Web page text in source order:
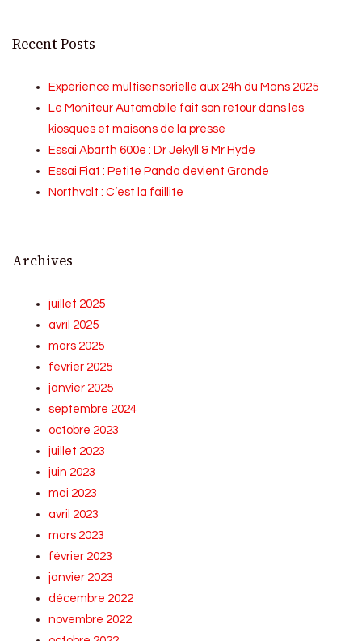
Recent Posts
Expérience multisensorielle aux 24h du Mans 2025
Le Moniteur Automobile fait son retour dans les
kiosques et maisons de la presse
Essai Abarth 600e : Dr Jekyll & Mr Hyde
Essai Fiat : Petite Panda devient Grande
Northvolt : C’est la faillite
Archives
juillet 2025
avril 2025
mars 2025
février 2025
janvier 2025
septembre 2024
octobre 2023
juillet 2023
juin 2023
mai 2023
avril 2023
mars 2023
février 2023
janvier 2023
décembre 2022
novembre 2022